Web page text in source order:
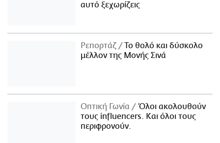
αυτό ξεχωρίζεις
Ρεπορτάζ
Το θολό και δύσκολο
μέλλον της Μονής Σινά
Οπτική Γωνία
Όλοι ακολουθούν
τους influencers. Και όλοι τους
περιφρονούν.